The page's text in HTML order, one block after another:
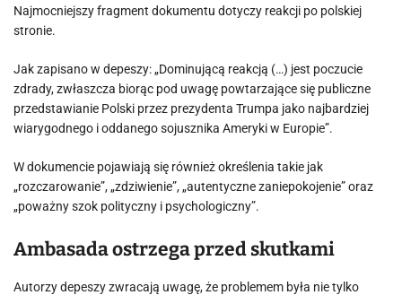
Najmocniejszy fragment dokumentu dotyczy reakcji po polskiej
stronie.
Jak zapisano w depeszy: „Dominującą reakcją (…) jest poczucie
zdrady, zwłaszcza biorąc pod uwagę powtarzające się publiczne
przedstawianie Polski przez prezydenta Trumpa jako najbardziej
wiarygodnego i oddanego sojusznika Ameryki w Europie”.
W dokumencie pojawiają się również określenia takie jak
„rozczarowanie”, „zdziwienie”, „autentyczne zaniepokojenie” oraz
„poważny szok polityczny i psychologiczny”.
Ambasada ostrzega przed skutkami
Autorzy depeszy zwracają uwagę, że problemem była nie tylko